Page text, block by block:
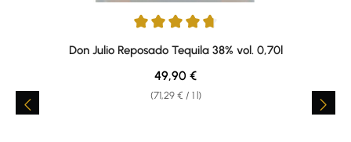
Average rating of 4.76 out of 5 stars
Don Julio Reposado Tequila 38% vol. 0,70l
(71,29 € / 1 l)
Regular price:
49,90 €